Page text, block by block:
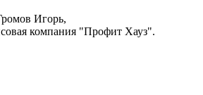
Игорь,
компания "Профит Хауз".